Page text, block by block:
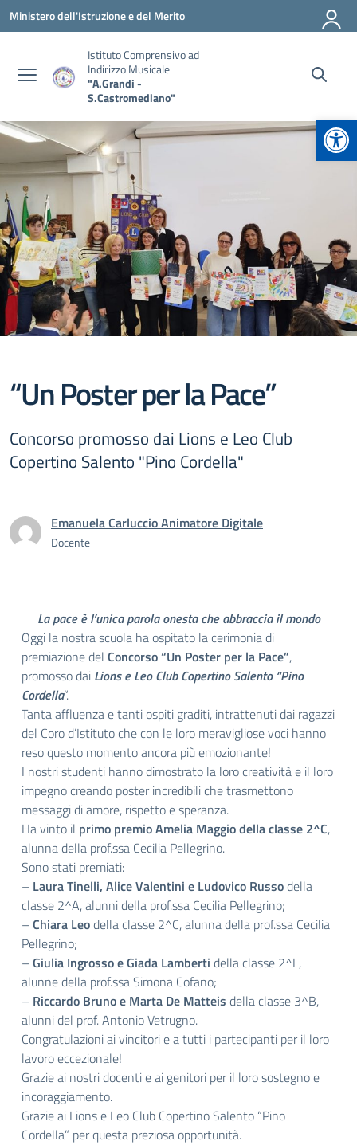
Vai ai contenuti
Vai al menu di navigazione
Vai al footer
Ministero dell'Istruzione e del Merito
Istituto Comprensivo ad
Indirizzo Musicale
"A.Grandi -
S.Castromediano"
“Un Poster per la Pace”
Concorso promosso dai Lions e Leo Club
Copertino Salento "Pino Cordella"
Emanuela Carluccio Animatore Digitale
Docente
La pace è l’unica parola onesta che abbraccia il mondo
Oggi la nostra scuola ha ospitato la cerimonia di
premiazione del Concorso “Un Poster per la Pace”,
promosso dai Lions e Leo Club Copertino Salento “Pino
Cordella“.
Tanta affluenza e tanti ospiti graditi, intrattenuti dai ragazzi
del Coro d’Istituto che con le loro meravigliose voci hanno
reso questo momento ancora più emozionante!
I nostri studenti hanno dimostrato la loro creatività e il loro
impegno creando poster incredibili che trasmettono
messaggi di amore, rispetto e speranza.
Ha vinto il primo premio Amelia Maggio della classe 2^C,
alunna della prof.ssa Cecilia Pellegrino.
Sono stati premiati:
– Laura Tinelli, Alice Valentini e Ludovico Russodella
classe 2^A, alunni della prof.ssa Cecilia Pellegrino;
– Chiara Leodella classe 2^C, alunna della prof.ssa Cecilia
Pellegrino;
– Giulia Ingrosso e Giada Lamberti della classe 2^L,
alunne della prof.ssa Simona Cofano;
– Riccardo Bruno e Marta De Matteis della classe 3^B,
alunni del prof. Antonio Vetrugno.
Congratulazioni ai vincitori e a tutti i partecipanti per il loro
lavoro eccezionale!
Grazie ai nostri docenti e ai genitori per il loro sostegno e
incoraggiamento.
Grazie ai Lions e Leo Club Copertino Salento “Pino
Cordella” per questa preziosa opportunità.